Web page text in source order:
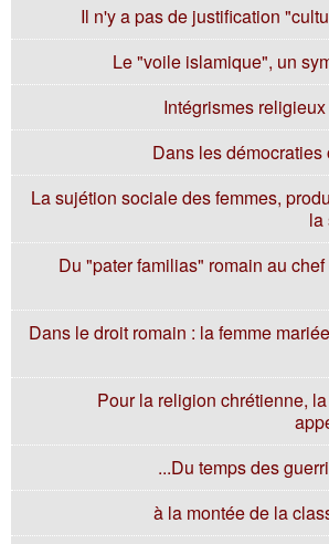
Il n'y a pas de justification
Le "voile islamique", un
Intégrismes
Dans les
La sujétion sociale des femmes,
la
Du "pater familias" romain au
Dans le droit romain : la femme
Pour la religion chrétienne,
Du temps des